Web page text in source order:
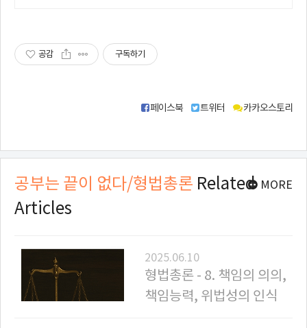
공감 구독하기
유
하
기
크
페이스북 트위터 카카오스토리
공부는 끝이 없다/형법총론 Related
Articles
2025.06.10
형법총론 - 8. 책임의 의의,
책임능력, 위법성의 인식
MORE